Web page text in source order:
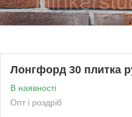
Лонгфорд 30 плитка
В наявності
Опт і роздріб